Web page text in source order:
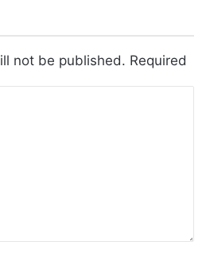
not be published. Required